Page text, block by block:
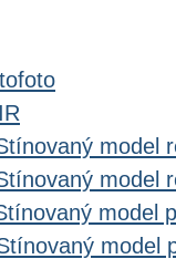
model
model
model
model